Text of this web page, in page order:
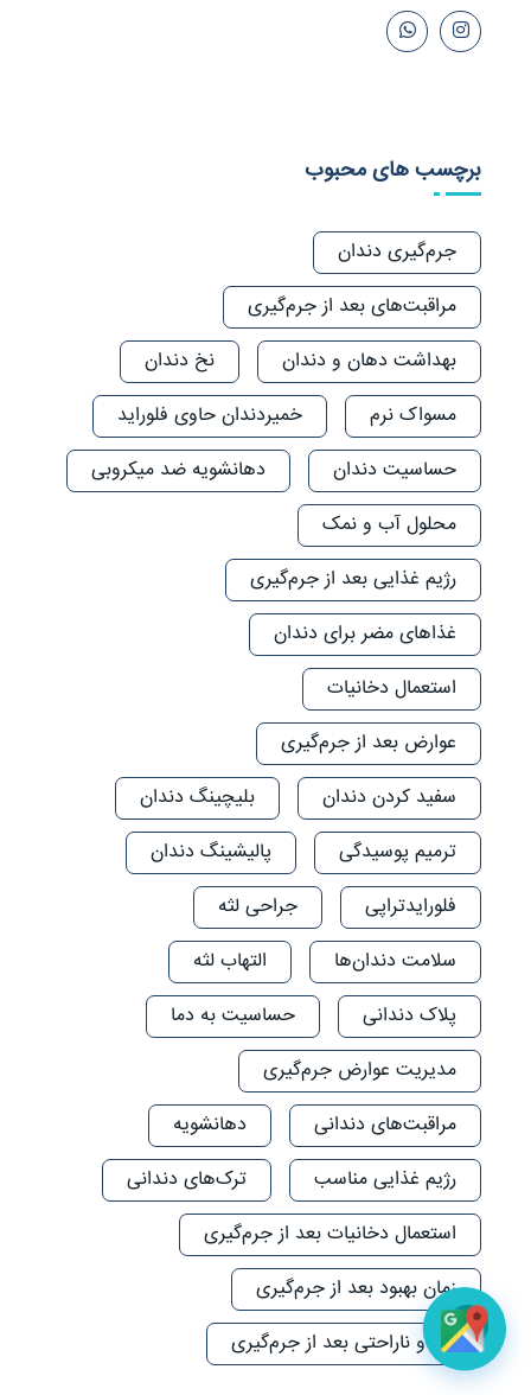
برچسب های محبوب
جرم‌گیری دندان
مراقبت‌های بعد از جرم‌گیری
بهداشت دهان و دندان
نخ دندان
مسواک نرم
خمیردندان حاوی فلوراید
حساسیت دندان
دهانشویه ضد میکروبی
محلول آب و نمک
رژیم غذایی بعد از جرم‌گیری
غذاهای مضر برای دندان
استعمال دخانیات
عوارض بعد از جرم‌گیری
سفید کردن دندان
بلیچینگ دندان
ترمیم پوسیدگی
پالیشینگ دندان
فلورایدتراپی
جراحی لثه
سلامت دندان‌ها
التهاب لثه
پلاک دندانی
حساسیت به دما
مدیریت عوارض جرم‌گیری
مراقبت‌های دندانی
دهانشویه
رژیم غذایی مناسب
ترک‌های دندانی
استعمال دخانیات بعد از جرم‌گیری
زمان بهبود بعد از جرم‌گیری
درد و ناراحتی بعد از جرم‌گیری